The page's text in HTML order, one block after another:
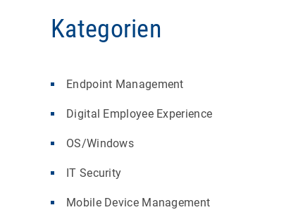
Kategorien
Endpoint Management
Digital Employee Experience
OS/Windows
IT Security
Mobile Device Management